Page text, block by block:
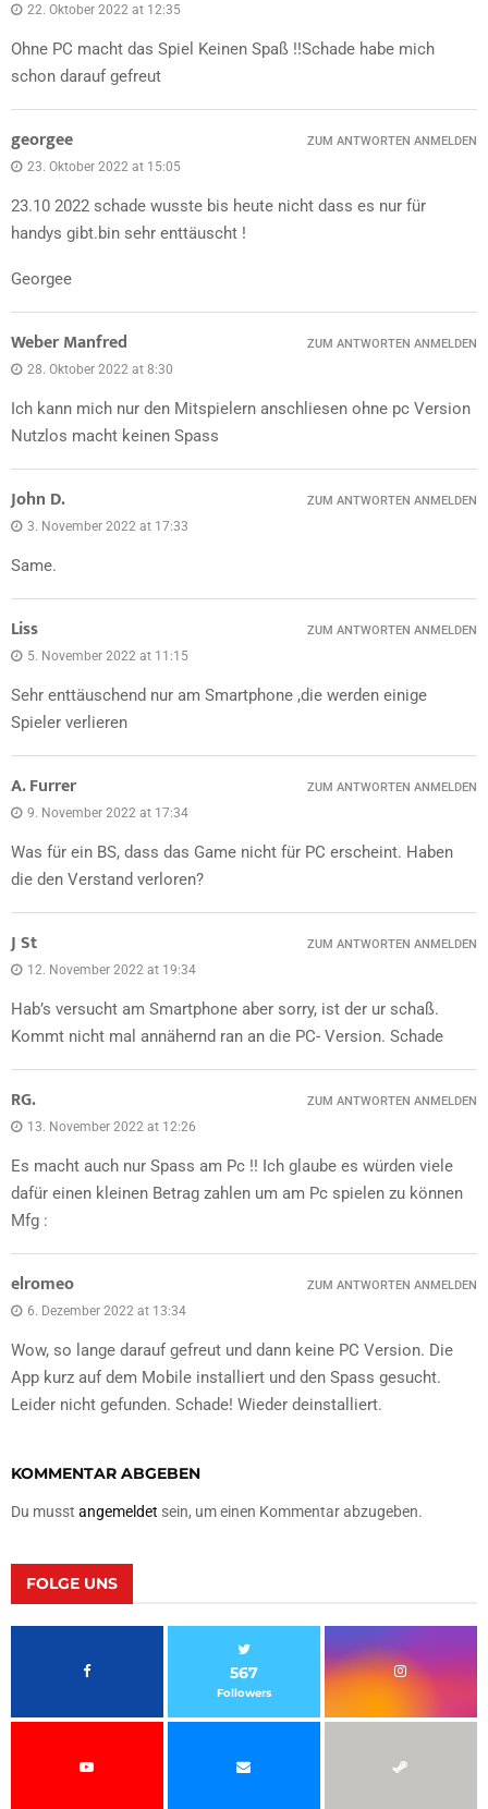
22. Oktober 2022 at 12:35
Ohne PC macht das Spiel Keinen Spaß !!Schade habe mich
schon darauf gefreut
georgee
23. Oktober 2022 at 15:05
23.10 2022 schade wusste bis heute nicht dass es nur für
handys gibt.bin sehr enttäuscht !
Georgee
ZUM ANTWORTEN ANMELDEN
Weber Manfred
28. Oktober 2022 at 8:30
Ich kann mich nur den Mitspielern anschliesen ohne pc Version
Nutzlos macht keinen Spass
ZUM ANTWORTEN ANMELDEN
John D.
3. November 2022 at 17:33
Same.
ZUM ANTWORTEN ANMELDEN
Liss
5. November 2022 at 11:15
Sehr enttäuschend nur am Smartphone ,die werden einige
Spieler verlieren
ZUM ANTWORTEN ANMELDEN
A. Furrer
9. November 2022 at 17:34
Was für ein BS, dass das Game nicht für PC erscheint. Haben
die den Verstand verloren?
ZUM ANTWORTEN ANMELDEN
J St
12. November 2022 at 19:34
Hab’s versucht am Smartphone aber sorry, ist der ur schaß.
Kommt nicht mal annähernd ran an die PC- Version. Schade
ZUM ANTWORTEN ANMELDEN
RG.
13. November 2022 at 12:26
Es macht auch nur Spass am Pc !! Ich glaube es würden viele
dafür einen kleinen Betrag zahlen um am Pc spielen zu können
Mfg :
ZUM ANTWORTEN ANMELDEN
elromeo
6. Dezember 2022 at 13:34
Wow, so lange darauf gefreut und dann keine PC Version. Die
App kurz auf dem Mobile installiert und den Spass gesucht.
Leider nicht gefunden. Schade! Wieder deinstalliert.
ZUM ANTWORTEN ANMELDEN
KOMMENTAR ABGEBEN
Du musst angemeldet sein, um einen Kommentar abzugeben.
FOLGE UNS
567
Followers